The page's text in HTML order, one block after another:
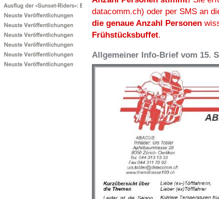
datacomm.ch) oder per SMS an
die genaue Anzahl Personen
Frühstücksbuffet.
Allgemeiner Info-Brief vom 15.